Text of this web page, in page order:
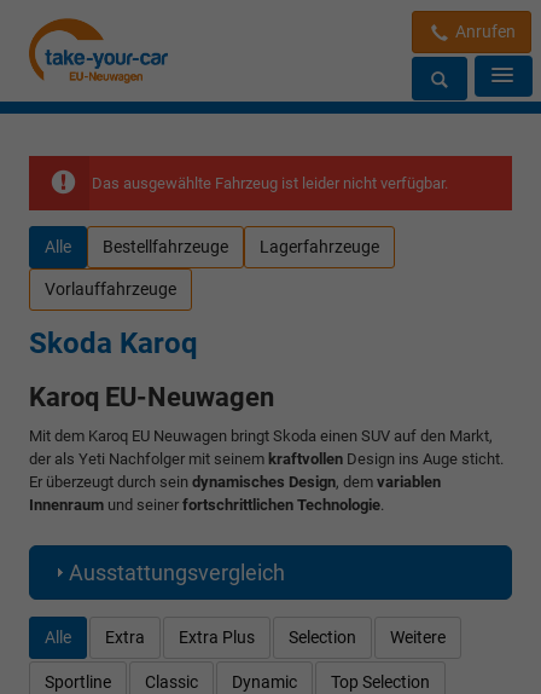
Anrufen
Das ausgewählte Fahrzeug ist leider nicht verfügbar.
Alle Bestellfahrzeuge Lagerfahrzeuge
Vorlauffahrzeuge
Skoda Karoq
Karoq EU-Neuwagen
Mit dem Karoq EU Neuwagen bringt Skoda einen SUV auf den Markt,
der als Yeti Nachfolger mit seinem kraftvollen Design ins Auge sticht.
Er überzeugt durch sein dynamisches Design, dem variablen
Innenraum und seiner fortschrittlichen Technologie
Ausstattungsvergleich
Alle Extra Extra Plus Selection Weitere
Sportline Classic Dynamic Top Selection